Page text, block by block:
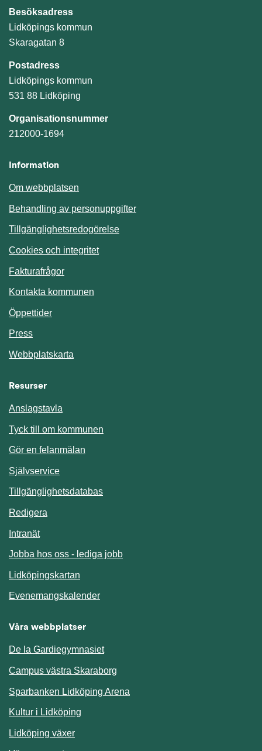
Besöksadress
Lidköpings kommun
Skaragatan 8
Postadress
Lidköpings kommun
531 88 Lidköping
Organisationsnummer
212000-1694
Information
Om webbplatsen
Behandling av personuppgifter
Tillgänglighetsredogörelse
Cookies och integritet
Fakturafrågor
Kontakta kommunen
Öppettider
Press
Webbplatskarta
Resurser
Anslagstavla
Tyck till om kommunen
Gör en felanmälan
SjälvserviceLänk till annan webbplats.
TillgänglighetsdatabasLänk till annan webbplats.
Redigera
IntranätLänk till annan webbplats.
Jobba hos oss - lediga jobb
Lidköpingskartan
EvenemangskalenderLänk till annan webbplats.
Våra webbplatser
De la Gardiegymnasiet
Campus västra Skaraborg
Sparbanken Lidköping Arena
Kultur i Lidköping
Lidköping växer